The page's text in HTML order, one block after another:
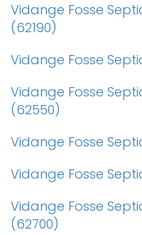
Vidange Fosse
(62190)
Vidange Fosse
Vidange Fosse
(62550)
Vidange Fosse
Vidange Fosse
Vidange Fosse
(62700)